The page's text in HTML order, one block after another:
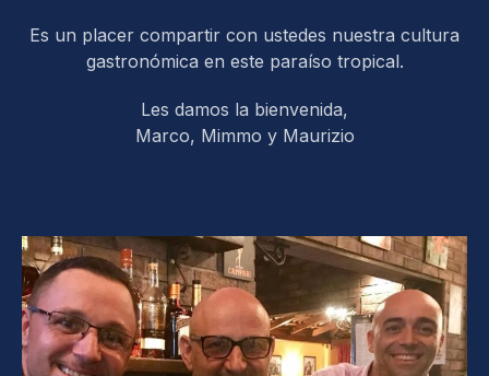
Es un placer compartir con ustedes nuestra cultura
gastronómica en este paraíso tropical.
Les damos la bienvenida,
Marco, Mimmo y Maurizio